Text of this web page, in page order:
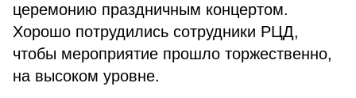
церемонию праздничным концертом.
Хорошо потрудились сотрудники РЦД,
чтобы мероприятие прошло торжественно,
на высоком уровне.